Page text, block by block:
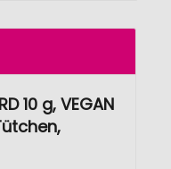
10 g, VEGAN